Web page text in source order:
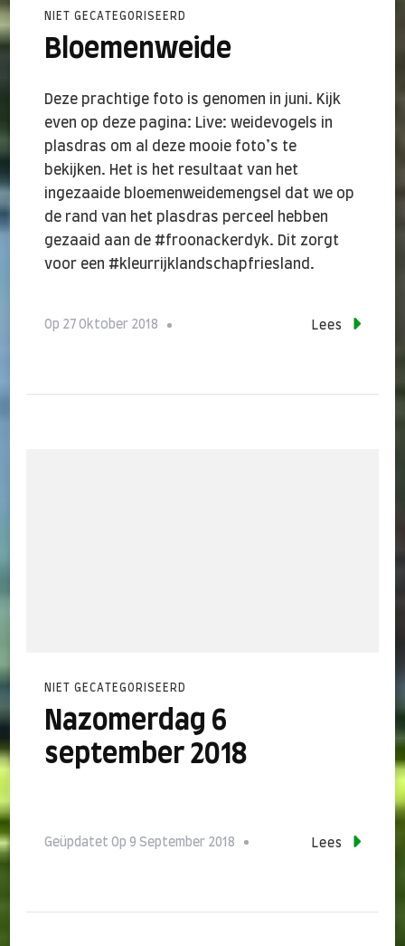
NIET GECATEGORISEERD
Bloemenweide
Deze prachtige foto is genomen in juni. Kijk
even op deze pagina: Live: weidevogels in
plasdras om al deze mooie foto’s te
bekijken. Het is het resultaat van het
ingezaaide bloemenweidemengsel dat we op
de rand van het plasdras perceel hebben
gezaaid aan de #froonackerdyk. Dit zorgt
voor een #kleurrijklandschapfriesland.
Op 27 Oktober 2018 Lees
NIET GECATEGORISEERD
Nazomerdag 6
september 2018
Geüpdatet Op 9 September 2018 Lees